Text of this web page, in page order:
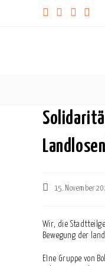
Beitrag15. November
Wir, die
Bewegung der
EIne Gruppe von